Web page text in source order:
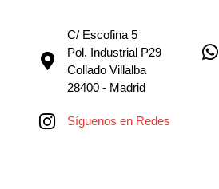
C/ Escofina 5
Pol. Industrial P29
Collado Villalba
28400 - Madrid
Síguenos en Redes